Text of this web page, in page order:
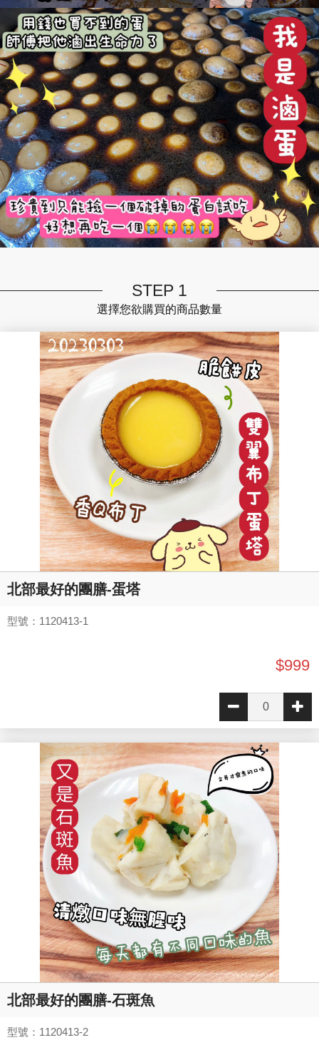
STEP 1
選擇您欲購買的商品數量
北部最好的團膳-蛋塔
型號：1120413-1
$999
北部最好的團膳-石斑魚
型號：1120413-2